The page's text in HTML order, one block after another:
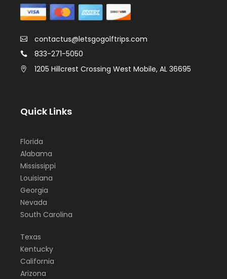
contactus@letsgogolftrips.com
833-271-5050
1205 Hillcrest Crossing West Mobile, AL 36695
Quick Links
Florida
Alabama
Mississippi
Louisiana
Georgia
Nevada
South Carolina
Texas
Kentucky
California
Arizona